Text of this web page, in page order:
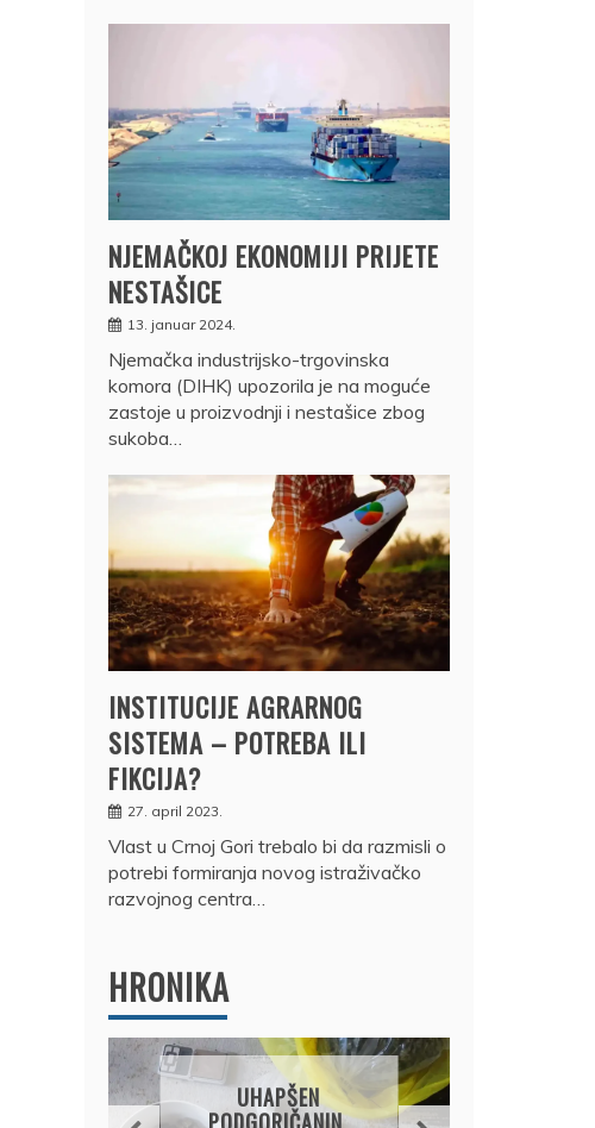
NJEMAČKOJ EKONOMIJI PRIJETE
NESTAŠICE
13. januar 2024.
Njemačka industrijsko-trgovinska
komora (DIHK) upozorila je na moguće
zastoje u proizvodnji i nestašice zbog
sukoba…
INSTITUCIJE AGRARNOG
SISTEMA – POTREBA ILI
FIKCIJA?
27. april 2023.
Vlast u Crnoj Gori trebalo bi da razmisli o
potrebi formiranja novog istraživačko
razvojnog centra…
HRONIKA
UHAPŠEN